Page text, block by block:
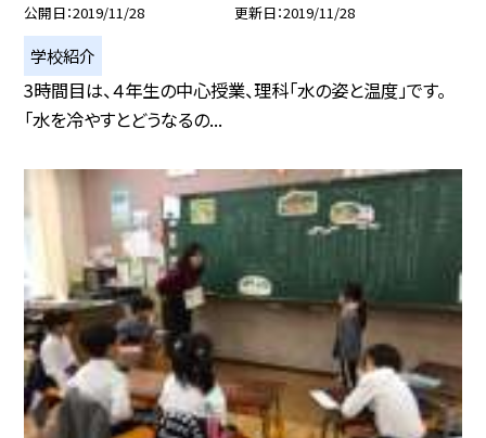
公開日 2019/11/28 更新日 2019/11/28
学校紹介
3時間目は、４年生の中心授業、理科「水の姿と温度」です。
「水を冷やすとどうなるの...